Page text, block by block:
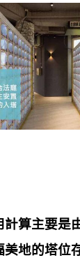
計算主要是
美地的塔位